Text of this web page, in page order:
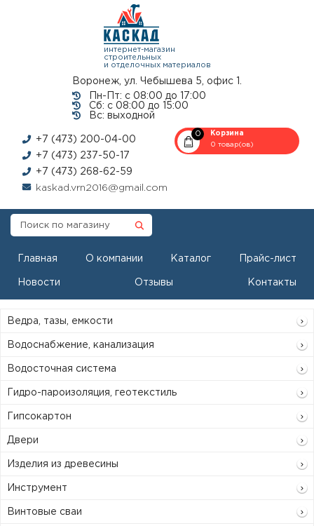
интернет-магазин
строительных
и отделочных материалов
Воронеж, ул. Чебышева 5, офис 1.
Пн-Пт: с 08:00 до 17:00
Сб: с 08:00 до 15:00
Вс: выходной
+7 (473) 200-04-00
+7 (473) 237-50-17
+7 (473) 268-62-59
kaskad.vrn2016@gmail.com
0
Корзина
0 товар(ов)
Главная О компании Каталог Прайс-лист
Новости Отзывы Контакты
Ведра, тазы, емкости
Водоснабжение, канализация
Водосточная система
Гидро-пароизоляция, геотекстиль
Гипсокартон
Двери
Изделия из древесины
Инструмент
Винтовые сваи